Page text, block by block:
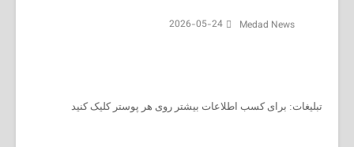
2026-05-24
تبلیغات: برای کسب اطلاعات بیشتر روی هر پوستر کلیک کنید